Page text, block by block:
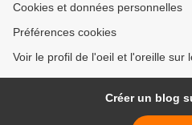
Cookies et données personnelles
Préférences cookies
Voir le profil de l'oeil et l'oreille sur
Créer un blog